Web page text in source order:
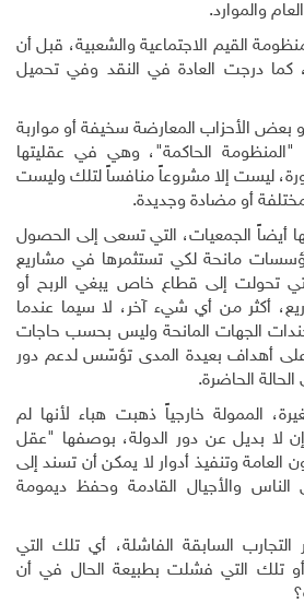
والموارد.
القيم الاجتماعية والشعبية، قبل أن
درجت العادة في النقد وفي تحميل
بعض الأحزاب المعارضة سخيفة أو مواربة
الحاكمة"، وهي في عقليتها
ليست إلا مشروعاً منافساً لتلك وليست
أو مضادة وجديدة.
الجمعيات، التي تسعى إلى الحصول
مانحة لكي تستثمرها في مشاريع
تحولت إلى قطاع خاص يبغي الربح أو
أكثر من أي شيء آخر، لا سيما عندما
الجهات المانحة وليس بحسب حاجات
على أهداف بعيدة المدى تؤسّس لدعم دور
الحاضرة.
الممولة خارجياً ذهبت هباء لأنها لم
لا بديل عن دور الدولة، بوصفها "عقل
العامة وتنفيذ أدوار لا يمكن أن تسند إلى
والأجيال القادمة وحفظ ديمومة
التجارب السابقة الفاشلة، أي تلك التي
تلك التي فشلت بطبيعة الحال في أن